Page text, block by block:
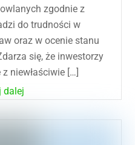
zgodnie z
do trudności w
oraz w ocenie stanu
się, że inwestorzy
niewłaściwie […]
dalej